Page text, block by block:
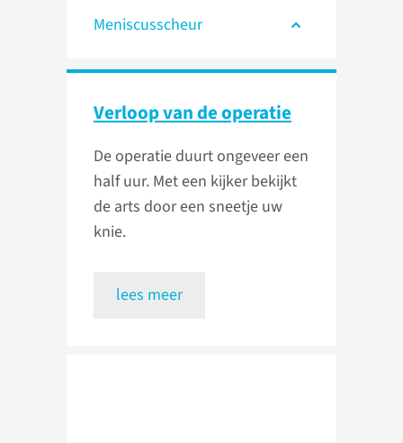
Meniscusscheur
Verloop van de operatie
De operatie duurt ongeveer een
half uur. Met een kijker bekijkt
de arts door een sneetje uw
knie.
lees meer